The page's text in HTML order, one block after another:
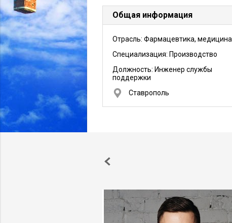
Общая информация
Отрасль: Фармацевтика, медицина
Специализация: Производство
Должность: Инженер службы
поддержки
Ставрополь